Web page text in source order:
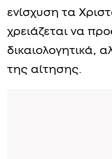
ενίσχυση τα
χρειάζεται να
δικαιολογητικά,
της αίτησης.